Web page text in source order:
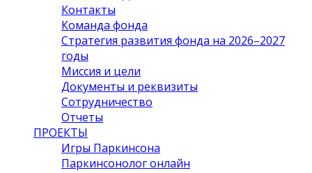
Контакты
Команда фонда
Стратегия развития фонда на 2026–2027
годы
Миссия и цели
Документы и реквизиты
Сотрудничество
Отчеты
ПРОЕКТЫ
Игры Паркинсона
Паркинсонолог онлайн